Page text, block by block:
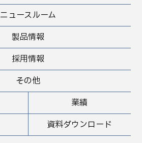
ニュースルーム
製品情報
業績
採用情報
資料ダウンロード
その他